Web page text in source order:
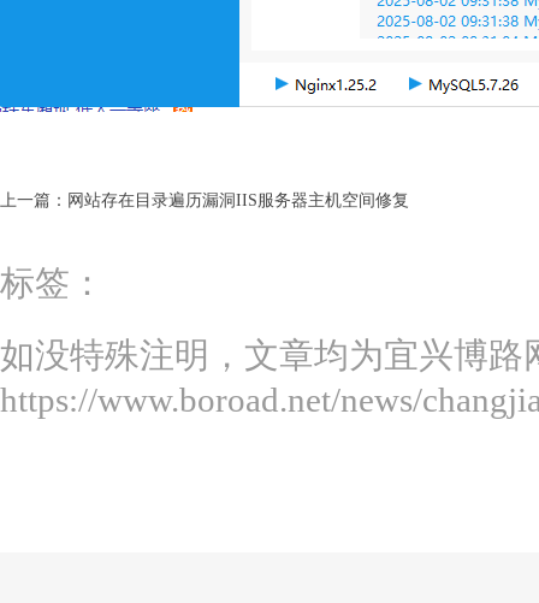
上一篇： 网站存在目录遍历漏洞IIS服务器主机空间修复
标签：
如没特殊注明，文章均为宜兴博
https://www.boroad.net/news/